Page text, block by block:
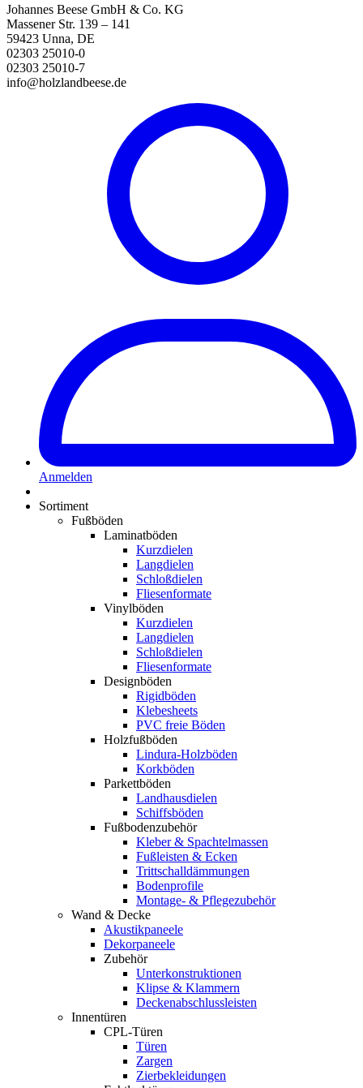
Johannes Beese GmbH & Co. KG
Massener Str. 139 – 141
59423 Unna, DE
02303 25010-0
02303 25010-7
info@holzlandbeese.de
Anmelden
Sortiment
Fußböden
Laminatböden
Kurzdielen
Langdielen
Schloßdielen
Fliesenformate
Vinylböden
Kurzdielen
Langdielen
Schloßdielen
Fliesenformate
Designböden
Rigidböden
Klebesheets
PVC freie Böden
Holzfußböden
Lindura-Holzböden
Korkböden
Parkettböden
Landhausdielen
Schiffsböden
Fußbodenzubehör
Kleber & Spachtelmassen
Fußleisten & Ecken
Trittschalldämmungen
Bodenprofile
Montage- & Pflegezubehör
Wand & Decke
Akustikpaneele
Dekorpaneele
Zubehör
Unterkonstruktionen
Klipse & Klammern
Deckenabschlussleisten
Innentüren
CPL-Türen
Türen
Zargen
Zierbekleidungen